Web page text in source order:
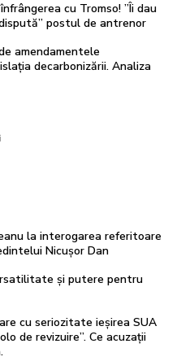
cu Tromso! ”Îi dau
postul de antrenor
amendamentele
decarbonizării. Analiza
la interogarea referitoare
Nicușor Dan
și putere pentru
cu seriozitate ieșirea SUA
de revizuire”. Ce acuzații